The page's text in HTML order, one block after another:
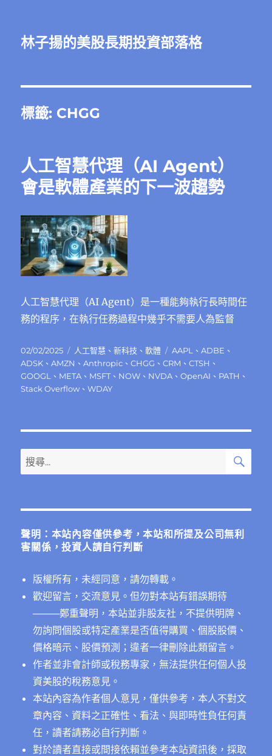
林子揚的美股長期投資部落格
標籤: CHGG
人工智慧代理（AI Agent）
會是軟體產業的下一波趨勢
人工智慧代理（AI Agent）是一種能夠執行長時間任
務的程序，在執行任務過程中幾乎不需要人為監督
發
佈
日
期:
02/02/2025
分
類
人工智慧 、新科技 、軟體
標
籤
AAPL 、ADBE 、
ADSK 、AMZN 、Anthropic 、CHGG 、CRM 、CTSH 、
GOOGL
、 META 、 MSFT、 NOW 、 NVDA 、OpenAI 、 PATH 、
Stack Overflow 、WDAY
搜
尋
鍵
搜
聲明：本站內容僅供參考，本站和所提及公司無利
害關係，投資人請自行判斷
版權所有，未經同意，請勿轉載。
歡迎留言，交流意見。但勿對本站有錯誤期待
────鄭重聲明，本站並非股友社，不提供明牌、
勿詢問個股或特定產業是否值得購買、個股股價、
價格暗示、股價預測；違者一律刪除此類留言。
作者並非會計師或稅務專家，無法提供任何個人投
資美股的稅務意見。
本站內容為作者個人意見，僅供參考，本人不對文
章內容、資料之正確性、看法、與即時性負任何責
任，讀者請務必自行判斷。
對於讀者直接或間接依賴並參考本站資訊後，採取